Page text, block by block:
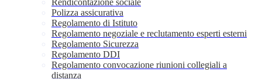
Rendicontazione sociale
Polizza assicurativa
Regolamento di Istituto
Regolamento negoziale e reclutamento esperti esterni
Regolamento Sicurezza
Regolamento DDI
Regolamento convocazione riunioni collegiali a
distanza